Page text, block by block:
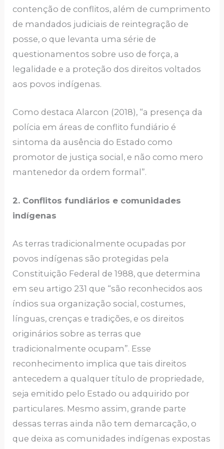
contenção de conflitos, além de cumprimento
de mandados judiciais de reintegração de
posse, o que levanta uma série de
questionamentos sobre uso de força, a
legalidade e a proteção dos direitos voltados
aos povos indígenas.
Como destaca Alarcon (2018), “a presença da
polícia em áreas de conflito fundiário é
sintoma da ausência do Estado como
promotor de justiça social, e não como mero
mantenedor da ordem formal”.
2. Conflitos fundiários e comunidades
indígenas
As terras tradicionalmente ocupadas por
povos indígenas são protegidas pela
Constituição Federal de 1988, que determina
em seu artigo 231 que “são reconhecidos aos
índios sua organização social, costumes,
línguas, crenças e tradições, e os direitos
originários sobre as terras que
tradicionalmente ocupam”. Esse
reconhecimento implica que tais direitos
antecedem a qualquer título de propriedade,
seja emitido pelo Estado ou adquirido por
particulares. Mesmo assim, grande parte
dessas terras ainda não tem demarcação, o
que deixa as comunidades indígenas expostas